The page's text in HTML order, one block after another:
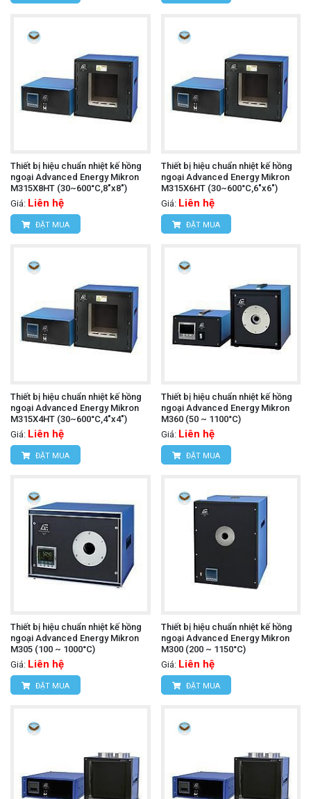
Thiết bị hiệu chuẩn nhiệt kế hồng
ngoại Advanced Energy Mikron
M315X8HT (30~600°C,8"x8")
Giá: Liên hệ
ĐẶT MUA
Thiết bị hiệu chuẩn nhiệt kế hồng
ngoại Advanced Energy Mikron
M315X6HT (30~600°C,6"x6")
Giá: Liên hệ
ĐẶT MUA
Thiết bị hiệu chuẩn nhiệt kế hồng
ngoại Advanced Energy Mikron
M315X4HT (30~600°C,4"x4")
Giá: Liên hệ
ĐẶT MUA
Thiết bị hiệu chuẩn nhiệt kế hồng
ngoại Advanced Energy Mikron
M360 (50 ~ 1100°C)
Giá: Liên hệ
ĐẶT MUA
Thiết bị hiệu chuẩn nhiệt kế hồng
ngoại Advanced Energy Mikron
M305 (100 ~ 1000°C)
Giá: Liên hệ
ĐẶT MUA
Thiết bị hiệu chuẩn nhiệt kế hồng
ngoại Advanced Energy Mikron
M300 (200 ~ 1150°C)
Giá: Liên hệ
ĐẶT MUA